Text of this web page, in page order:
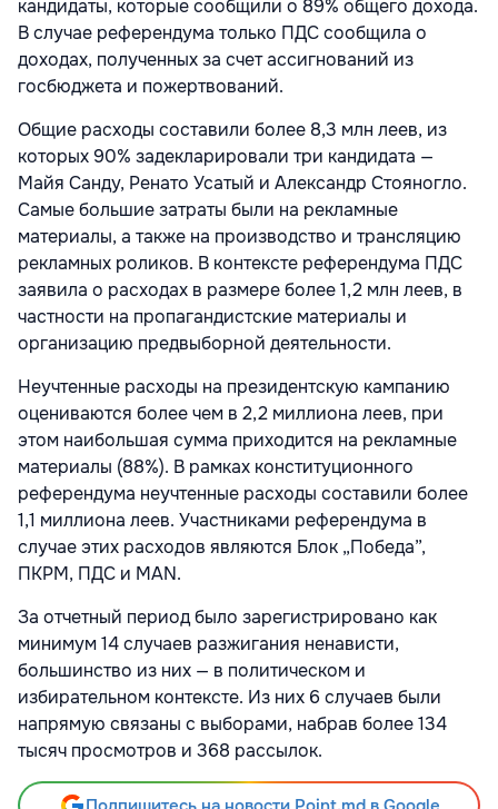
кандидаты, которые сообщили о 89% общего дохода.
В случае референдума только ПДС сообщила о
доходах, полученных за счет ассигнований из
госбюджета и пожертвований.
Общие расходы составили более 8,3 млн леев, из
которых 90% задекларировали три кандидата —
Майя Санду, Ренато Усатый и Александр Стояногло.
Самые большие затраты были на рекламные
материалы, а также на производство и трансляцию
рекламных роликов. В контексте референдума ПДС
заявила о расходах в размере более 1,2 млн леев, в
частности на пропагандистские материалы и
организацию предвыборной деятельности.
Неучтенные расходы на президентскую кампанию
оцениваются более чем в 2,2 миллиона леев, при
этом наибольшая сумма приходится на рекламные
материалы (88%). В рамках конституционного
референдума неучтенные расходы составили более
1,1 миллиона леев. Участниками референдума в
случае этих расходов являются Блок „Победа”,
ПКРМ, ПДС и MAN.
За отчетный период было зарегистрировано как
минимум 14 случаев разжигания ненависти,
большинство из них — в политическом и
избирательном контексте. Из них 6 случаев были
напрямую связаны с выборами, набрав более 134
тысяч просмотров и 368 рассылок.